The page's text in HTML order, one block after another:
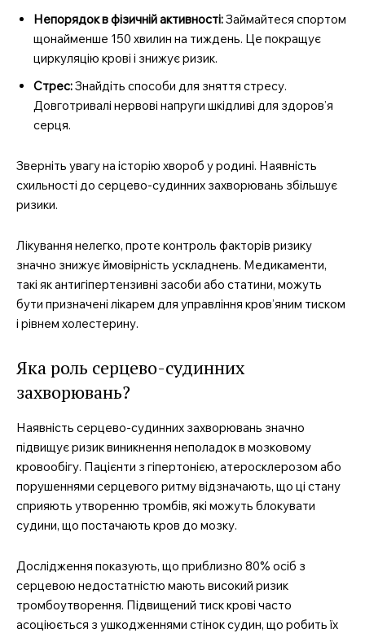
Непорядок в фізичній активності:Займайтеся спортом
щонайменше 150 хвилин на тиждень. Це покращує
циркуляцію крові і знижує ризик.
Стрес:Знайдіть способи для зняття стресу.
Довготривалі нервові напруги шкідливі для здоров’я
серця.
Зверніть увагу на історію хвороб у родині. Наявність
схильності до серцево-судинних захворювань збільшує
ризики.
Лікування нелегко, проте контроль факторів ризику
значно знижує ймовірність ускладнень. Медикаменти,
такі як антигіпертензивні засоби або статини, можуть
бути призначені лікарем для управління кров’яним тиском
і рівнем холестерину.
Яка роль серцево-судинних
захворювань?
Наявність серцево-судинних захворювань значно
підвищує ризик виникнення неполадок в мозковому
кровообігу. Пацієнти з гіпертонією, атеросклерозом або
порушеннями серцевого ритму відзначають, що ці стану
сприяють утворенню тромбів, які можуть блокувати
судини, що постачають кров до мозку.
Дослідження показують, що приблизно 80% осіб з
серцевою недостатністю мають високий ризик
тромбоутворення. Підвищений тиск крові часто
асоціюється з ушкодженнями стінок судин, що робить їх